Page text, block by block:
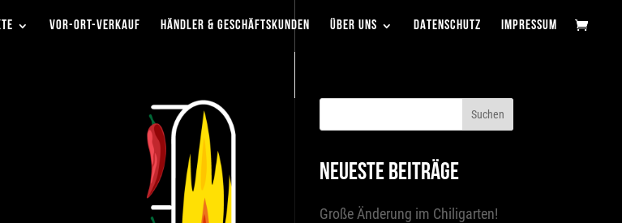
VOR-ORT-VERKAUF HÄNDLER & GESCHÄFTSKUNDEN ÜBER UNS DATENSCHUTZ IMPRESSUM
NEUESTE BEITRÄGE
Große Änderung im Chiligarten!